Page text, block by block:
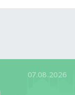
07.08.2026